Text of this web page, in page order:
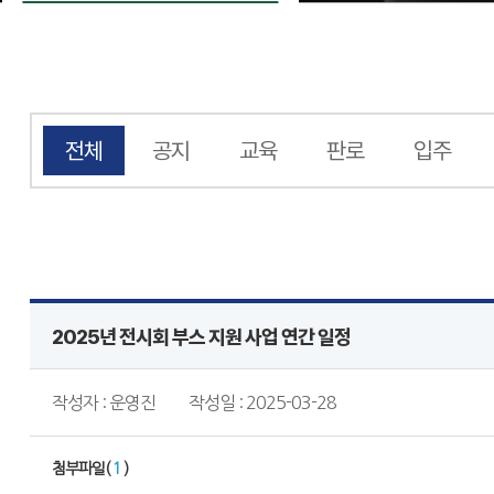
전체 공지 교육 판로 입주
2025년 전시회 부스 지원 사업 연간 일정
작성자 : 운영진 작성일 : 2025-03-28
첨부파일( 1 )